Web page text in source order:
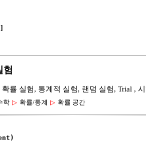
]
험
확률 실험, 통계적 실험, 랜덤 실험, Trial ,
학 ▷ 확률/통계 ▷ 확률 공간